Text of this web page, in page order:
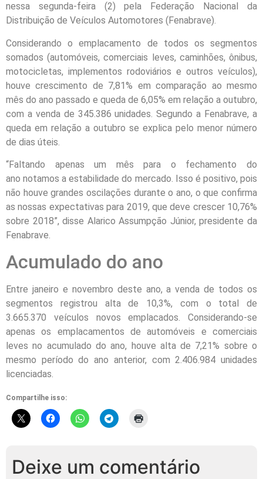
nessa segunda-feira (2) pela Federação Nacional da
Distribuição de Veículos Automotores (Fenabrave).
Considerando o emplacamento de todos os segmentos
somados (automóveis, comerciais leves, caminhões, ônibus,
motocicletas, implementos rodoviários e outros veículos),
houve crescimento de 7,81% em comparação ao mesmo
mês do ano passado e queda de 6,05% em relação a outubro,
com a venda de 345.386 unidades. Segundo a Fenabrave, a
queda em relação a outubro se explica pelo menor número
de dias úteis.
“Faltando apenas um mês para o fechamento do
ano notamos a estabilidade do mercado. Isso é positivo, pois
não houve grandes oscilações durante o ano, o que confirma
as nossas expectativas para 2019, que deve crescer 10,76%
sobre 2018”, disse Alarico Assumpção Júnior, presidente da
Fenabrave.
Acumulado do ano
Entre janeiro e novembro deste ano, a venda de todos os
segmentos registrou alta de 10,3%, com o total de
3.665.370 veículos novos emplacados. Considerando-se
apenas os emplacamentos de automóveis e comerciais
leves no acumulado do ano, houve alta de 7,21% sobre o
mesmo período do ano anterior, com 2.406.984 unidades
licenciadas.
Compartilhe isso:
Deixe um comentário